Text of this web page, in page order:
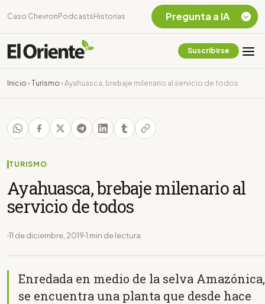
Caso Chevron Podcasts Historias
Suscribirse
Inicio › Turismo › Ayahuasca, brebaje milenario al servicio de todos
TURISMO
Ayahuasca, brebaje milenario al
servicio de todos
11 de diciembre, 2019 1 min de lectura
Enredada en medio de la selva Amazónica,
se encuentra una planta que desde hace
Pregunta a IA
Chevron Ecuador